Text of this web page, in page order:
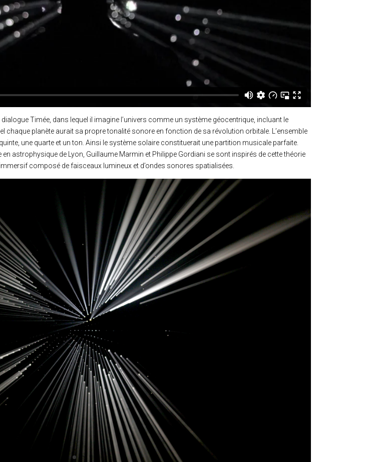
Timée, dans lequel il imagine l’univers comme un système géocentrique, incluant le
chaque planète aurait sa propre tonalité sonore en fonction de sa révolution orbitale. L’ensemble
une quarte et un ton. Ainsi le système solaire constituerait une partition musicale parfaite.
astrophysique de Lyon, Guillaume Marmin et Philippe Gordiani se sont inspirés de cette théorie
composé de faisceaux lumineux et d’ondes sonores spatialisées.